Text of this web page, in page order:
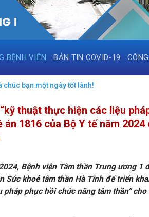
BỆNH VIỆN BẢN TIN COVID-19
chúc bạn một ngày tốt lành!
thuật thực hiện các liệu
án 1816 của Bộ Y tế năm
Bệnh viện Tâm thần Trung ương 1
Sức khoẻ tâm thần Hà Tĩnh để triển
pháp phục hồi chức năng tâm thần”